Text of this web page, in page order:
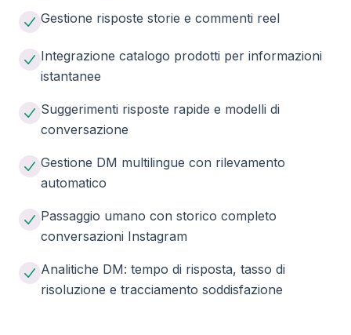
Gestione risposte storie e commenti reel
Integrazione catalogo prodotti per informazioni
istantanee
Suggerimenti risposte rapide e modelli di
conversazione
Gestione DM multilingue con rilevamento
automatico
Passaggio umano con storico completo
conversazioni Instagram
Analitiche DM: tempo di risposta, tasso di
risoluzione e tracciamento soddisfazione